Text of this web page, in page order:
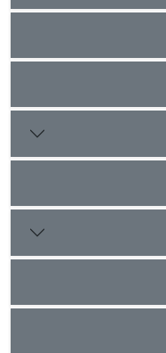
و متناسب بودن نسبت
نمود.